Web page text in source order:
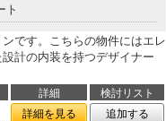
ト
です。こちらの物件にはエレ
計の内装を持つデザイナー
詳細
検討リスト
詳細を見る 追加する